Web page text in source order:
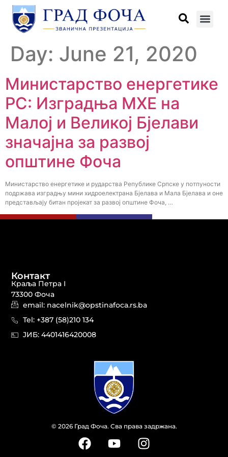
Day: June 21, 2020
Министарство енергетике
РС: Изградња МХЕ на
Малој и Великој Бјелави
значајна за развој
општине Фоча
Министарство енергетике и рударства Републике Српске у потпуности
подржава изградњу мини хидроелектрана Бјелава и Мала Бјелава и оне
представљају битан пројекат за развој општине Фоча, …
© 2026 Град Фоча. Сва права задржана.
Контакт
Краља Петра I
73300 Фоча
email: nacelnik@opstinafoca.rs.ba
Tel: +387 (58)210 134
JИБ: 44014164​20008